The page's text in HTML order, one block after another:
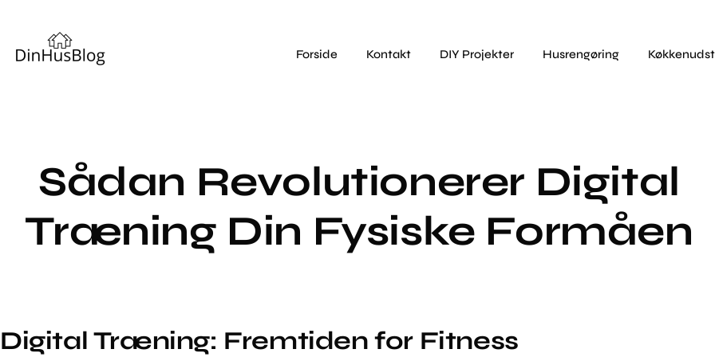
Forside Kontakt DIY Projekter Husrengøring
Sådan Revolutionerer Digital
Træning Din Fysiske Formåen
Digital Træning: Fremtiden for Fitness